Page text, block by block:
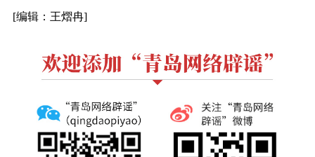
[编辑：王熠冉]